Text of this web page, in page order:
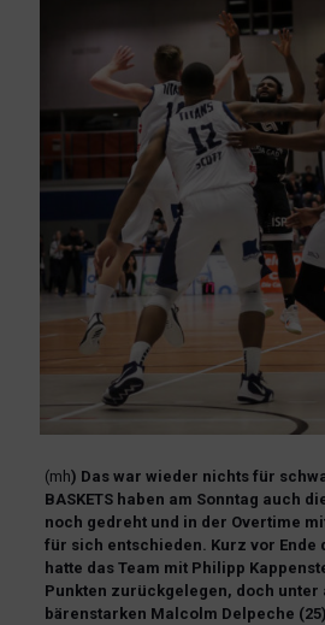
(mh) Das war wieder nichts für
BASKETS haben am Sonntag auch
noch gedreht und in der Overtime mit
für sich entschieden. Kurz vor Ende
hatte das Team mit Philipp
Punkten zurückgelegen, doch unter
bärenstarken Malcolm Delpeche